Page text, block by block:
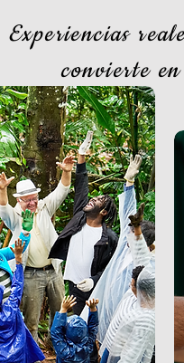
Experiencias
convierte